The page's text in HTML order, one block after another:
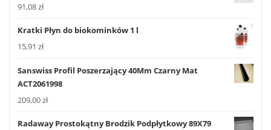
91,08zł
Kratki Płyn do biokominków 1 l
15,91 zł
Sanswiss Profil Poszerzający 40Mm Czarny Mat
ACT2061998
209,00zł
Radaway Prostokątny Brodzik Podpłytkowy 89X79